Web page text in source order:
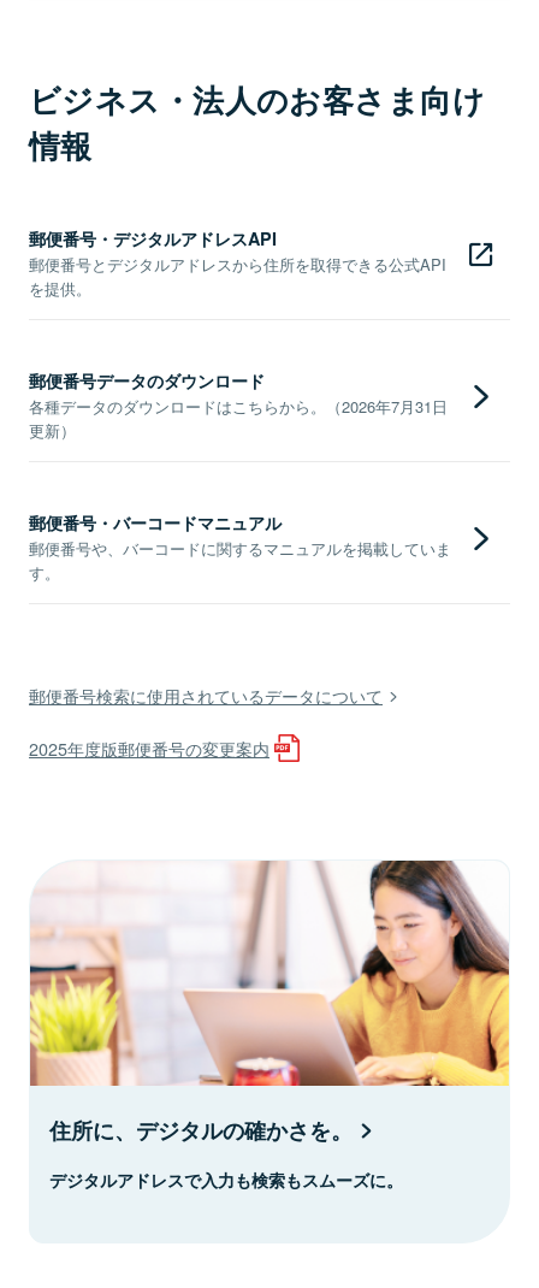
ビジネス・法人のお客さま向け
情報
郵便番号・デジタルアドレスAPI
郵便番号とデジタルアドレスから住所を取得できる公式API
を提供。
郵便番号データのダウンロード
各種データのダウンロードはこちらから。（2026年7月31日
更新）
郵便番号・バーコードマニュアル
郵便番号や、バーコードに関するマニュアルを掲載していま
す。
郵便番号検索に使用されているデータについて
2025年度版郵便番号の変更案内
住所に、デジタルの確かさを。
デジタルアドレスで入力も検索もスムーズに。